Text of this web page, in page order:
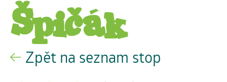
Špičák
Zpět na seznam stop